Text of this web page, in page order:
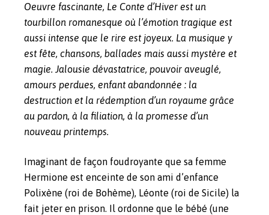
Oeuvre fascinante, Le Conte d’Hiver est un
tourbillon romanesque où l’émotion tragique est
aussi intense que le rire est joyeux. La musique y
est fête, chansons, ballades mais aussi mystère et
magie. Jalousie dévastatrice, pouvoir aveuglé,
amours perdues, enfant abandonnée : la
destruction et la rédemption d’un royaume grâce
au pardon, à la filiation, à la promesse d’un
nouveau printemps.
Imaginant de façon foudroyante que sa femme
Hermione est enceinte de son ami d’enfance
Polixène (roi de Bohème), Léonte (roi de Sicile) la
fait jeter en prison. Il ordonne que le bébé (une